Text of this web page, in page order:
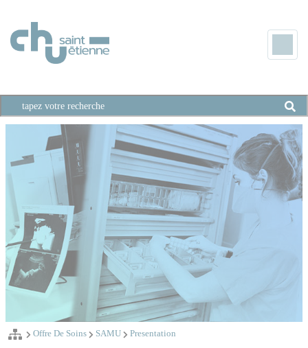
Offre De Soins SAMU Presentation